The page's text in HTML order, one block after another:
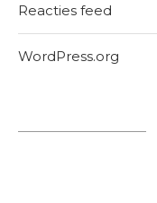
Reacties feed
WordPress.org